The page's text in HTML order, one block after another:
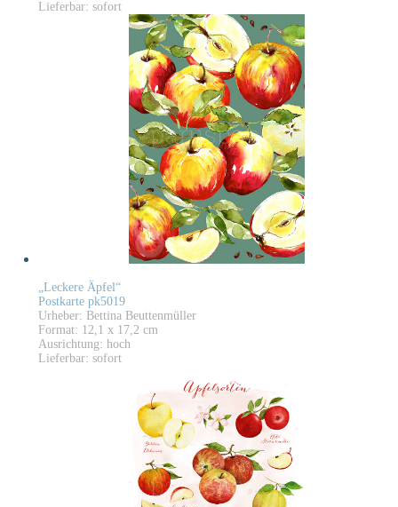
Lieferbar: sofort
„Leckere Äpfel“
Postkarte pk5019
Urheber: Bettina Beuttenmüller
Format: 12,1 x 17,2 cm
Ausrichtung: hoch
Lieferbar: sofort